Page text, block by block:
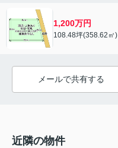
1,200万円
108.48坪(358.62㎡)
メールで共有する
近隣の物件